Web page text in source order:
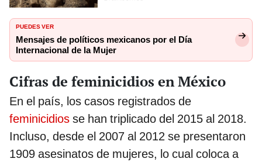
PUEDES VER
Mensajes de políticos mexicanos por el Día
Internacional de la Mujer
Cifras de feminicidios en México
En el país, los casos registrados de
feminicidios se han triplicado del 2015 al 2018.
Incluso, desde el 2007 al 2012 se presentaron
1909 asesinatos de mujeres, lo cual coloca a